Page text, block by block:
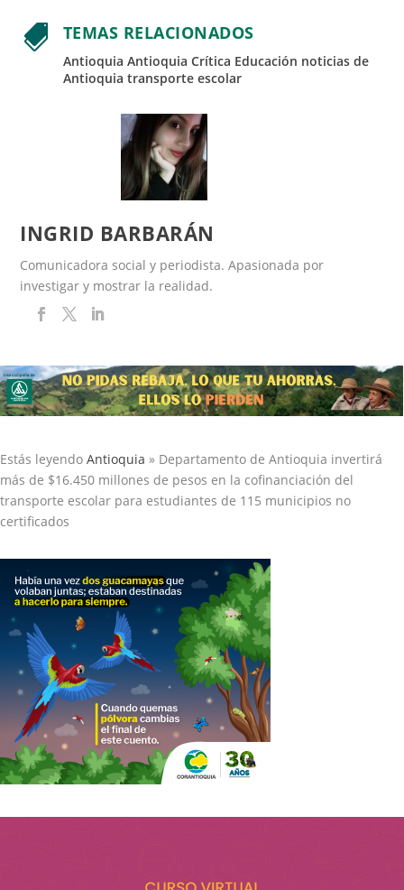
 TEMAS RELACIONADOS
Antioquia Antioquia Crítica Educación noticias de
Antioquia transporte escolar
INGRID BARBARÁN
Comunicadora social y periodista. Apasionada por
investigar y mostrar la realidad.
Estás leyendo Antioquia » Departamento de Antioquia invertirá
más de $16.450 millones de pesos en la cofinanciación del
transporte escolar para estudiantes de 115 municipios no
certificados